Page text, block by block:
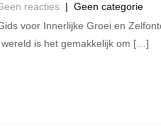
reacties | Geen categorie
voor Innerlijke Groei en
is het gemakkelijk om […]